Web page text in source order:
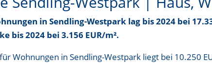
in Sendling-Westpark lag bis2024 bei
bis2024 bei 3.156 EUR/m².
Wohnungen in Sendling-Westpark liegt bei 10.250